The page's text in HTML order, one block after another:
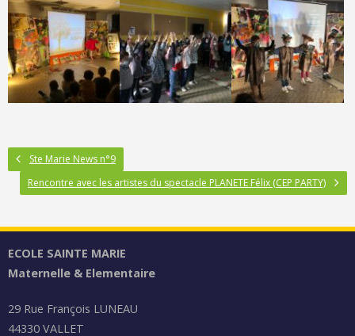
Ste Marie News n°9
Rencontre avec les artistes du spectacle PLANETE Félix (CEP PARTY)
ECOLE SAINTE MARIE
Maternelle & Elementaire
29 Rue François LUNEAU
44330 VALLET